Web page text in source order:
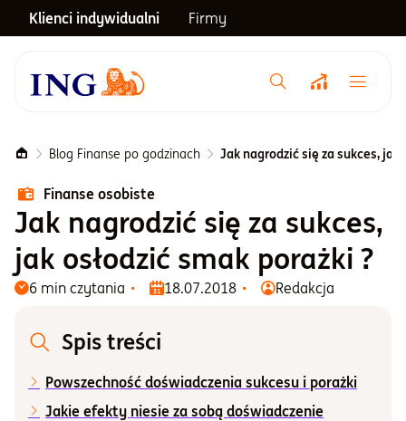
Klienci indywidualni Firmy
Menu główne
Notowania
Emerytura
Inwestycje
Blog
Centrum pomocy
Blog Finanse po godzinach Jak nagrodzić się za sukces, jak
Finanse osobiste
Jak nagrodzić się za sukces,
jak osłodzić smak porażki ?
6 min czytania 18.07.2018 Redakcja
Spis treści
Powszechność doświadczenia sukcesu i porażki
Jakie efekty niesie za sobą doświadczenie